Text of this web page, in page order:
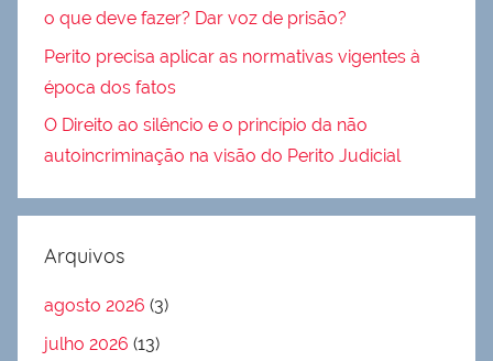
o que deve fazer? Dar voz de prisão?
Perito precisa aplicar as normativas vigentes à
época dos fatos
O Direito ao silêncio e o princípio da não
autoincriminação na visão do Perito Judicial
Arquivos
agosto 2026 (3)
julho 2026 (13)